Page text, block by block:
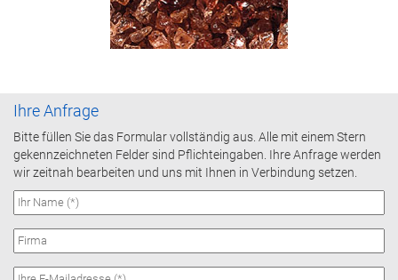
Ihre Anfrage
Bitte füllen Sie das Formular vollständig aus. Alle mit einem Stern
gekennzeichneten Felder sind Pflichteingaben. Ihre Anfrage werden
wir zeitnah bearbeiten und uns mit Ihnen in Verbindung setzen.